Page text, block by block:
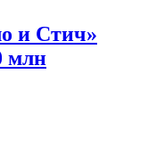
и Стич»
млн